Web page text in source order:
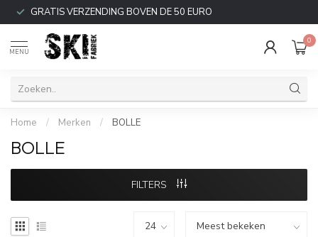
GRATIS VERZENDING BOVEN DE 50 EURO
MENU
0
Home / Merken / BOLLE
BOLLE
FILTERS